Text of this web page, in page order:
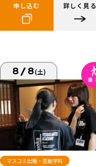
申し込む 詳しく見る
8/8(土)
マスコミ出版・芸能学科